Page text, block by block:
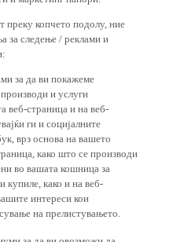
за следење / реклами и
и услуги
веб-страница и на веб-
ги и социјалните
врз основа на вашето
како што се производи
во вашата кошница за
купиле, како и на веб-
интереси кои
на прелистувањето.